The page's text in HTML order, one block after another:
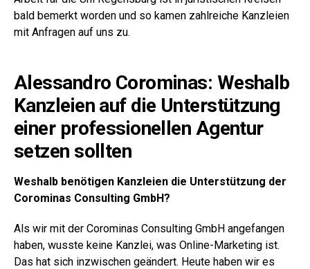
bald bemerkt worden und so kamen zahlreiche Kanzleien
mit Anfragen auf uns zu.
Alessandro Corominas: Weshalb
Kanzleien auf die Unterstützung
einer professionellen Agentur
setzen sollten
Weshalb benötigen Kanzleien die Unterstützung der
Corominas Consulting GmbH?
Als wir mit der Corominas Consulting GmbH angefangen
haben, wusste keine Kanzlei, was Online-Marketing ist.
Das hat sich inzwischen geändert. Heute haben wir es